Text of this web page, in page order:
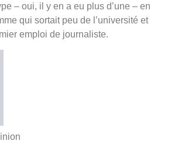
– oui, il y en a eu plus d’une – en
qui sortait peu de l’université et
emploi de journaliste.